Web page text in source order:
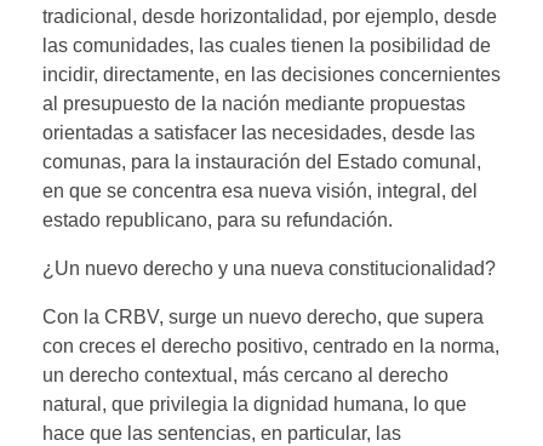
tradicional, desde horizontalidad, por ejemplo, desde
las comunidades, las cuales tienen la posibilidad de
incidir, directamente, en las decisiones concernientes
al presupuesto de la nación mediante propuestas
orientadas a satisfacer las necesidades, desde las
comunas, para la instauración del Estado comunal,
en que se concentra esa nueva visión, integral, del
estado republicano, para su refundación.
¿Un nuevo derecho y una nueva constitucionalidad?
Con la CRBV, surge un nuevo derecho, que supera
con creces el derecho positivo, centrado en la norma,
un derecho contextual, más cercano al derecho
natural, que privilegia la dignidad humana, lo que
hace que las sentencias, en particular, las